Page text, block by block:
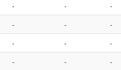
- -
-
- -
-
- -
-
- -
-